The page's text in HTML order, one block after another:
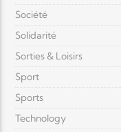
Société
Solidarité
Sorties & Loisirs
Sport
Sports
Technology